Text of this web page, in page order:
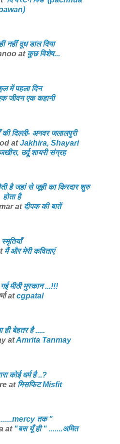
नहीं दूध डाल दिया
at कुछ विशेष...
में पहला दिन
जीवन एक कहानी
दिल्ली- अनवर जलालपुरी
atJakhira, Shayari
उर्दू शायरी संग्रह
है जहां से जूही का किरदार शुरु
होता है
at दीपक की बातें
स्मृतियाँ
मैं और मेरी कविताएं
मीठी मुस्कान ...!!!
atcgpatal
ही बेहतर है .....
atAmrita Tanmay
कोई धर्म है ..?
at मिसफिट Misfit
तक "
at "बस यूँ ही " .......अमित